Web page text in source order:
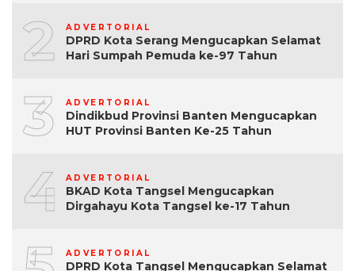
2 ADVERTORIAL
DPRD Kota Serang Mengucapkan Selamat
Hari Sumpah Pemuda ke-97 Tahun
3 ADVERTORIAL
Dindikbud Provinsi Banten Mengucapkan
HUT Provinsi Banten Ke-25 Tahun
4 ADVERTORIAL
BKAD Kota Tangsel Mengucapkan
Dirgahayu Kota Tangsel ke-17 Tahun
ADVERTORIAL
DPRD Kota Tangsel Mengucapkan Selamat